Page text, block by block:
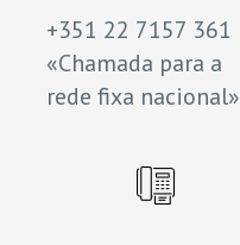
+351 22 7157 361
«Chamada para a
rede fixa nacional»